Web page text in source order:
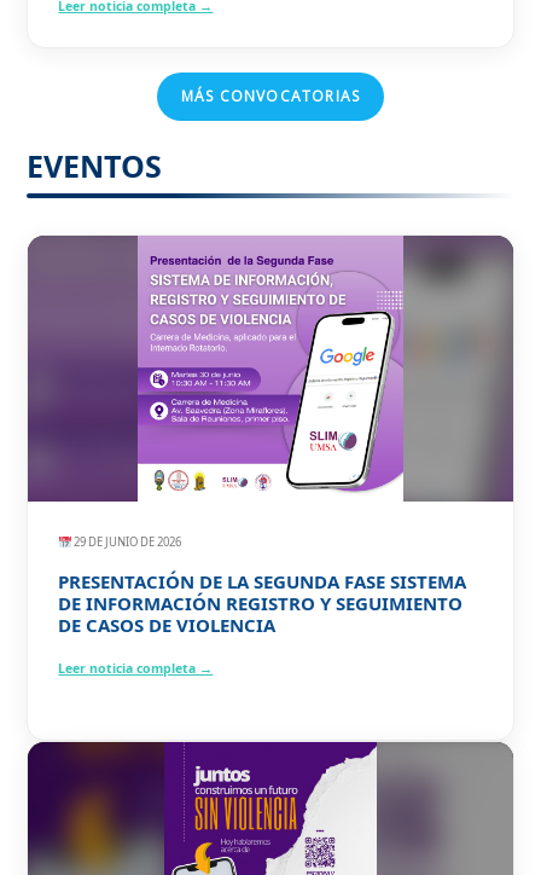
Leer noticia completa →
MÁS CONVOCATORIAS
EVENTOS
29 DE JUNIO DE 2026
PRESENTACIÓN DE LA SEGUNDA FASE SISTEMA
DE INFORMACIÓN REGISTRO Y SEGUIMIENTO
DE CASOS DE VIOLENCIA
Leer noticia completa →